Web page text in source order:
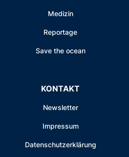
Medizin
Reportage
Save the ocean
KONTAKT
Newsletter
Impressum
Datenschutzerklärung